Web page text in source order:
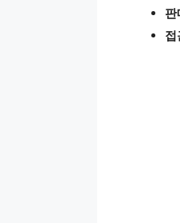
판
접